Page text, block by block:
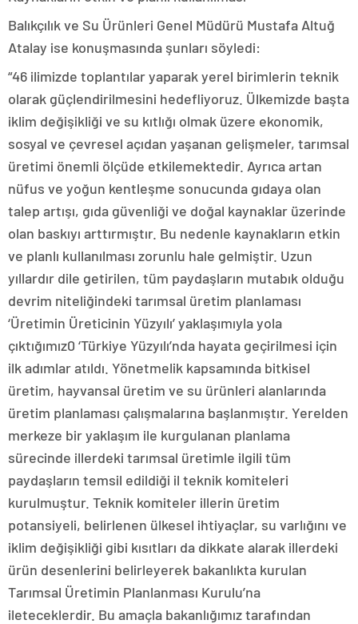
Balıkçılık ve Su Ürünleri Genel Müdürü Mustafa Altuğ
Atalay ise konuşmasında şunları söyledi:
“46 ilimizde toplantılar yaparak yerel birimlerin teknik
olarak güçlendirilmesini hedefliyoruz. Ülkemizde başta
iklim değişikliği ve su kıtlığı olmak üzere ekonomik,
sosyal ve çevresel açıdan yaşanan gelişmeler, tarımsal
üretimi önemli ölçüde etkilemektedir. Ayrıca artan
nüfus ve yoğun kentleşme sonucunda gıdaya olan
talep artışı, gıda güvenliği ve doğal kaynaklar üzerinde
olan baskıyı arttırmıştır. Bu nedenle kaynakların etkin
ve planlı kullanılması zorunlu hale gelmiştir. Uzun
yıllardır dile getirilen, tüm paydaşların mutabık olduğu
devrim niteliğindeki tarımsal üretim planlaması
‘Üretimin Üreticinin Yüzyılı’ yaklaşımıyla yola
çıktığımız0 ‘Türkiye Yüzyılı’nda hayata geçirilmesi için
ilk adımlar atıldı. Yönetmelik kapsamında bitkisel
üretim, hayvansal üretim ve su ürünleri alanlarında
üretim planlaması çalışmalarına başlanmıştır. Yerelden
merkeze bir yaklaşım ile kurgulanan planlama
sürecinde illerdeki tarımsal üretimle ilgili tüm
paydaşların temsil edildiği il teknik komiteleri
kurulmuştur. Teknik komiteler illerin üretim
potansiyeli, belirlenen ülkesel ihtiyaçlar, su varlığını ve
iklim değişikliği gibi kısıtları da dikkate alarak illerdeki
ürün desenlerini belirleyerek bakanlıkta kurulan
Tarımsal Üretimin Planlanması Kurulu’na
ileteceklerdir. Bu amaçla bakanlığımız tarafından